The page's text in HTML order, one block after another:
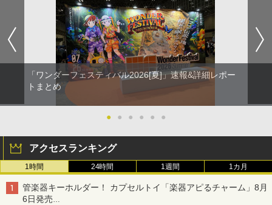
「ワンダーフェスティバル2026[夏]」速報&詳細レポー
トまとめ
● ● ● ● ● ●
アクセスランキング
1時間 24時間 1週間 1カ月
管楽器キーホルダー！ カプセルトイ「楽器アピるチャーム」8月
6日発売